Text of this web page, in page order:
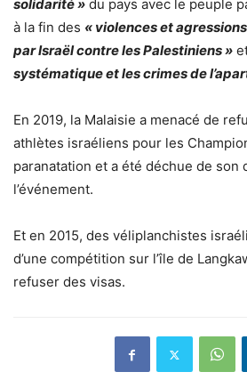
solidarité » du pays avec le peuple
à la fin des « violences et
par Israël contre les Palestiniens »
systématique et les crimes de
En 2019, la Malaisie a menacé de
athlètes israéliens pour les
paranatation et a été déchue de son
l’événement.
Et en 2015, des véliplanchistes
d’une compétition sur l’île de
refuser des visas.